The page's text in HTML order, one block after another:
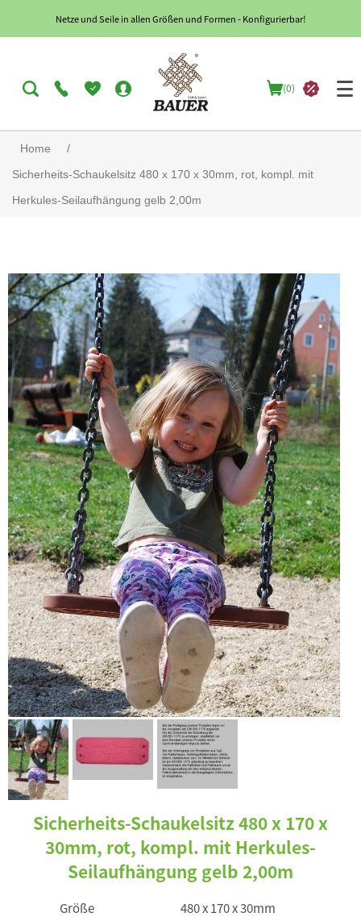
Netze und Seile in allen Größen und Formen - Konfigurierbar!
(0)
Home
/
Sicherheits-Schaukelsitz 480 x 170 x 30mm, rot, kompl. mit
Herkules-Seilaufhängung gelb 2,00m
Sicherheits-Schaukelsitz 480 x 170 x
30mm, rot, kompl. mit Herkules-
Seilaufhängung gelb 2,00m
Größe
480 x 170 x 30mm